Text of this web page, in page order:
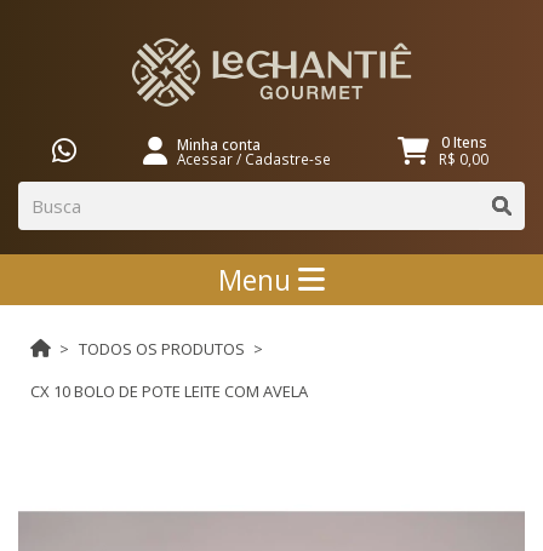
Minha conta
Acessar/ Cadastre-se
0 Itens
R$ 0,00
Menu
TODOS OS PRODUTOS
CX 10 BOLO DE POTE LEITE COM AVELA